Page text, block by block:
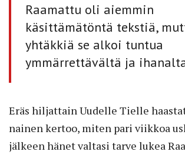
Raamattu oli aiemmin
käsittämätöntä tekstiä,
yhtäkkiä se alkoi tuntua
ymmärrettävältä ja
Eräs hiljattain Uudelle Tielle
nainen kertoo, miten pari viikkoa
jälkeen hänet valtasi tarve lukea